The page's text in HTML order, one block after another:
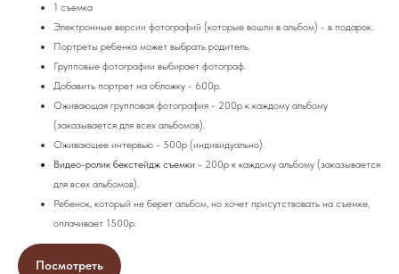
1 съемка
Электронные версии фотографий (которые вошли в альбом) - в подарок.
Портреты ребенка может выбрать родитель.
Групповые фотографии выбирает фотограф.
Добавить портрет на обложку - 600р.
Оживающая групповая фотография - 200р к каждому альбому
(заказывается для всех альбомов).
Оживающее интервью - 500р (индивидуально).
Видео-ролик бекстейдж съемки - 200р к каждому альбому (заказывается
для всех альбомов).
Ребенок, который не берет альбом, но хочет присутствовать на съемке,
оплачивает 1500р.
Посмотреть